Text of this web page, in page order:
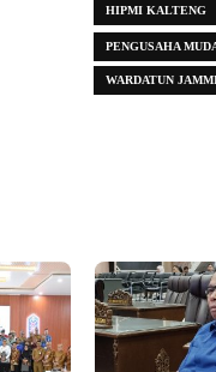
HIPMI KALTENG
PENGUSAHA
WARDATUN